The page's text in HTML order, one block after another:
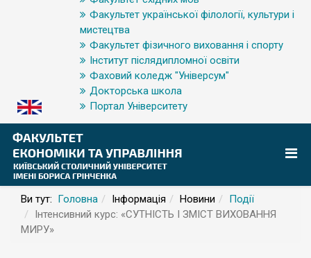
Факультет української філології, культури і
мистецтва
Факультет фізичного виховання і спорту
Інститут післядипломної освіти
Фаховий коледж "Універсум"
Докторська школа
Портал Університету
Ви тут: Головна Інформація Новини
Події
Інтенсивний курс: «СУТНІСТЬ І ЗМІСТ ВИХОВАННЯ
МИРУ»